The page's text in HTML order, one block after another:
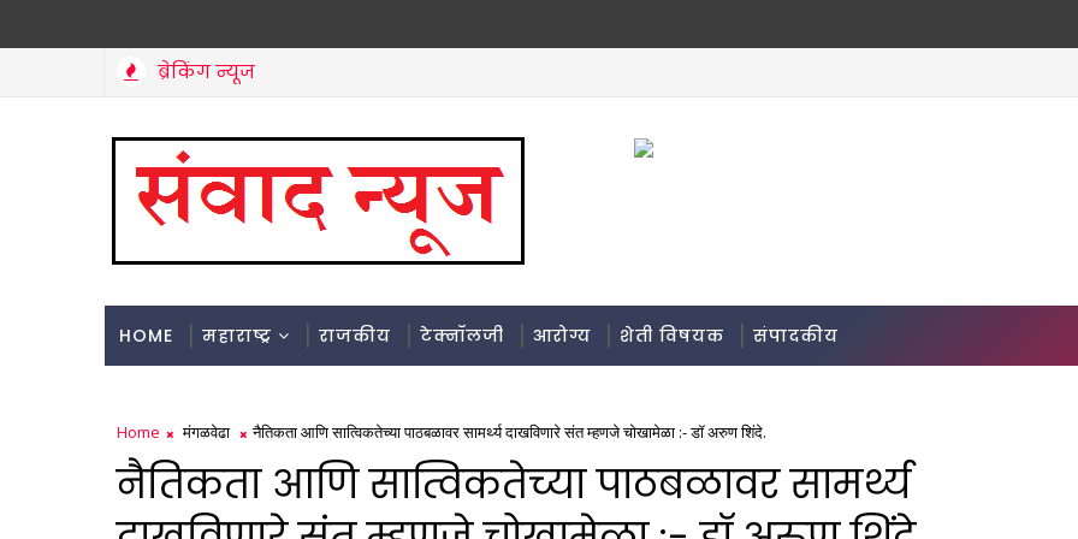
ब्रेकिंग न्यूज
HOME महाराष्ट्र राजकीय टेक्नॉलजी आरोग्य शेती विषयक संपादकीय
Home मंगळवेढा नैतिकता आणि सात्विकतेच्या पाठबळावर सामर्थ्य दाखविणारे संत म्हणजे चोखामेळा :- डॉ अरुण शिंदे.
नैतिकता आणि सात्विकतेच्या पाठबळावर सामर्थ्य